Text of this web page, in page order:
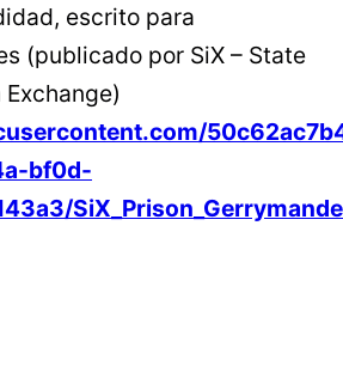
escrito para
(publicado por SiX – State
bf0d-